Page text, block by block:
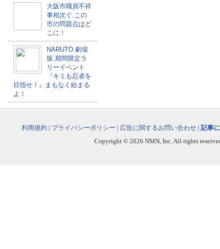
大阪市職員不祥
事相次ぐ.この
市の問題点はど
こに！
NARUTO 劇場
版.期間限定ラ
リーイベント
『キミも忍者を
目指せ！』まもなく始まる
よ！
利用規約 | プライバシーポリシー | 広告に関するお問い合わせ | 記事
Copyright © 2026 NMN, Inc. All rights